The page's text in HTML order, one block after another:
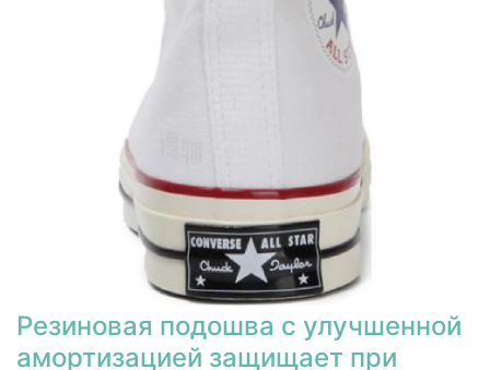
Резиновая подошва с улучшенной
амортизацией защищает при